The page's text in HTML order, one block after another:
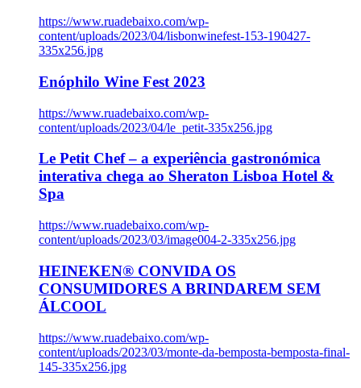
https://www.ruadebaixo.com/wp-
content/uploads/2023/04/lisbonwinefest-153-190427-
335x256.jpg
Enóphilo Wine Fest 2023
https://www.ruadebaixo.com/wp-
content/uploads/2023/04/le_petit-335x256.jpg
Le Petit Chef – a experiência gastronómica
interativa chega ao Sheraton Lisboa Hotel &
Spa
https://www.ruadebaixo.com/wp-
content/uploads/2023/03/image004-2-335x256.jpg
HEINEKEN® CONVIDA OS
CONSUMIDORES A BRINDAREM SEM
ÁLCOOL
https://www.ruadebaixo.com/wp-
content/uploads/2023/03/monte-da-bemposta-bemposta-final-
145-335x256.jpg